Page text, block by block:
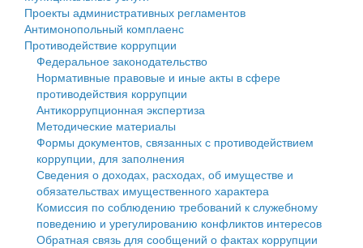
Нормативы градостроительного проектирования
Правила землепользования и застройки
Генеральные планы
Проекты планировки территории
Собрание депутатов
Городское поселение
Сельские поселения
Проекты административных регламентов
Антимонопольный комплаенс
Противодействие коррупции
Федеральное законодательство
Нормативные правовые и иные акты в сфере
противодействия коррупции
Антикоррупционная экспертиза
Методические материалы
Формы документов, связанных с противодействием
коррупции, для заполнения
Сведения о доходах, расходах, об имуществе и
обязательствах имущественного характера
Комиссия по соблюдению требований к служебному
поведению и урегулированию конфликтов интересов
Обратная связь для сообщений о фактах коррупции